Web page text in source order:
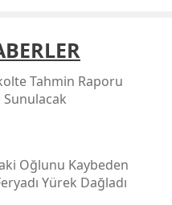
Tahmin Raporu
Sunulacak
Oğlunu Kaybeden
Yürek Dağladı